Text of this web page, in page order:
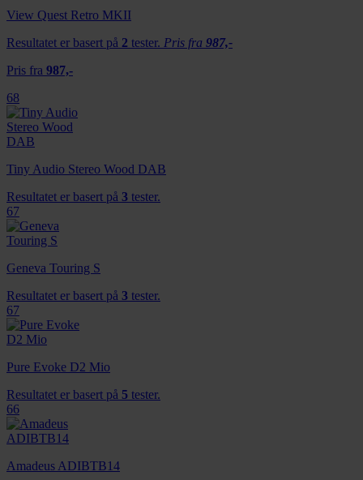
View Quest Retro MKII
Resultatet er basert på 2 tester. Pris fra 987,-
Pris fra 987,-
68
Tiny Audio Stereo Wood DAB
Resultatet er basert på 3 tester.
67
Geneva Touring S
Resultatet er basert på 3 tester.
67
Pure Evoke D2 Mio
Resultatet er basert på 5 tester.
66
Amadeus ADIBTB14